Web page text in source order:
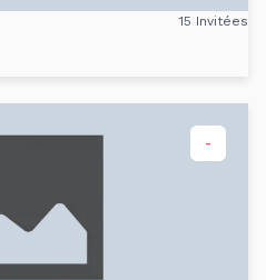
15 Invitées
-